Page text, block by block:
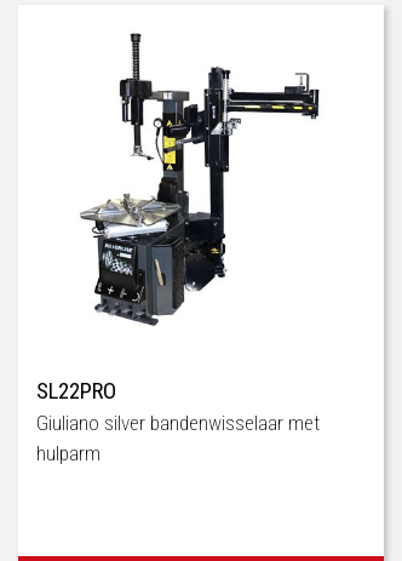
SL22PRO
Giuliano silver bandenwisselaar met
hulparm